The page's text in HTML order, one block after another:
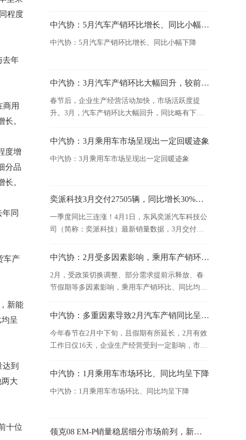
程度
去年
商用
。
度增
分品
。
同
车产
新能
呈
到
大
十位
中汽协：5月汽车产销环比增长、同比小幅下降
中汽协：5月汽车产销环比增长、同比小幅下降
中汽协：3月汽车产销环比大幅回升，较前两个月有所好转
春节后，企业生产经营活动加快，市场活跃度提
升。3月，汽车产销环比大幅回升，同比略有下
中汽协：3月乘用车市场呈现出一定回暖迹象
中汽协：3月乘用车市场呈现出一定回暖迹象
奕派科技3月交付27505辆，同比增长30%，一季度同比三连涨！
一季度同比三连涨！4月1日，东风奕派汽车科技公
司（简称：奕派科技）最新销量数据，3月交付
中汽协：2月受多因素影响，乘用车产销环比、同比均呈下降
2月，受政策切换调整、部分需求提前示释放、春
节假期等多因素影响，乘用车产销环比、同比均呈
中汽协：多重因素导致2月汽车产销同比呈现下滑
今年春节在2月中下旬，且假期有所延长，2月有效
工作日仅16天，企业生产经营受到一定影响，市场
中汽协：1月乘用车市场环比、同比均呈下降
中汽协：1月乘用车市场环比、同比均呈下降
领克08 EM-P销量稳居细分市场前列，新增230超长续航Ultra版型